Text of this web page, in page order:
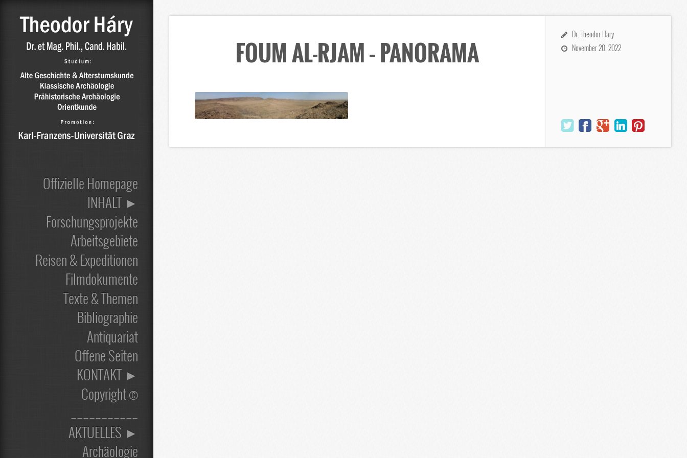
Offizielle Homepage
INHALT ►
Forschungsprojekte
Arbeitsgebiete
Reisen & Expeditionen
Filmdokumente
Texte & Themen
Bibliographie
Antiquariat
Offene Seiten
KONTAKT ►
Copyright ©
___________
AKTUELLES ►
Archäologie
FOUM AL-RJAM – PANORAMA
Dr. Theodor Hary
November 20, 2022